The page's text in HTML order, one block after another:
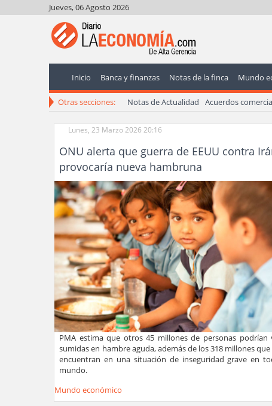
Jueves, 06 Agosto 2026
Inicio Banca y finanzas Notas de la finca Mundo
Otras secciones: Notas de Actualidad Acuerdos
Lunes, 23 Marzo 2026 20:16
ONU alerta que guerra de EEUU contra
provocaría nueva hambruna
PMA estima que otros 45 millones de personas podrían
sumidas en hambre aguda, además de los 318 millones que
encuentran en una situación de inseguridad grave en
mundo.
Mundo económico